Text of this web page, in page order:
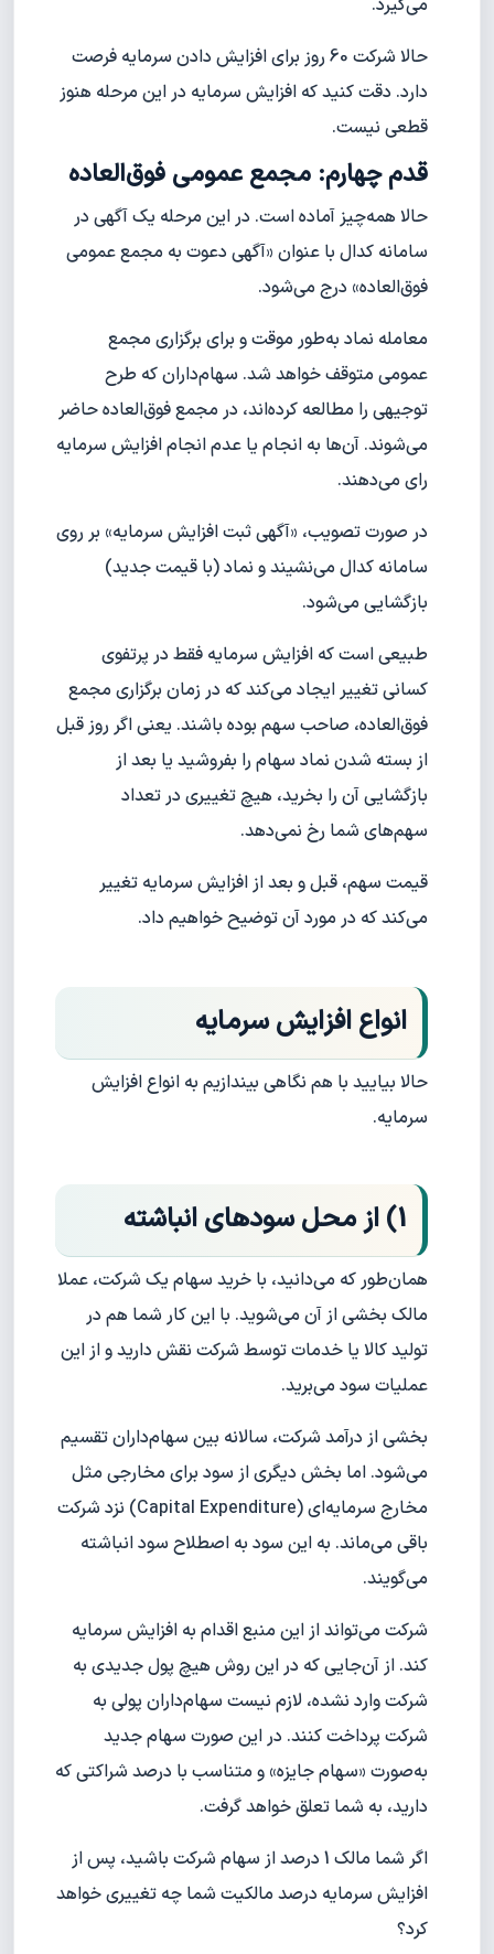
حالا شرکت 60 روز برای افزایش دادن سرمایه فرصت
دارد. دقت کنید که افزایش سرمایه در این مرحله هنوز
قطعی نیست.
قدم چهارم: مجمع عمومی فوق‌العاده
حالا همه‌چیز آماده است. در این مرحله یک آگهی در
سامانه کدال با عنوان «آگهی دعوت به مجمع عمومی
فوق‌العاده» درج می‌شود.
معامله نماد به‌طور موقت و برای برگزاری مجمع
عمومی متوقف خواهد شد. سهام‌داران که طرح
توجیهی را مطالعه کرده‌اند، در مجمع فوق‌العاده حاضر
می‌شوند. آن‌ها به انجام یا عدم انجام افزایش سرمایه
رای می‌دهند.
در صورت تصویب، «آگهی ثبت افزایش سرمایه» بر روی
سامانه کدال می‌نشیند و نماد (با قیمت جدید)
بازگشایی می‌شود.
طبیعی است که افزایش سرمایه فقط در پرتفوی
کسانی تغییر ایجاد می‌کند که در زمان برگزاری مجمع
فوق‌العاده، صاحب سهم بوده باشند. یعنی اگر روز قبل
از بسته شدن نماد سهام را بفروشید یا بعد از
بازگشایی آن را بخرید، هیچ تغییری در تعداد
سهم‌های شما رخ نمی‌دهد.
قیمت سهم، قبل و بعد از افزایش سرمایه تغییر
می‌کند که در مورد آن توضیح خواهیم داد.
انواع افزایش سرمایه
حالا بیایید با هم نگاهی بیندازیم به انواع افزایش
سرمایه.
1) از محل سودهای انباشته
همان‌طور که می‌دانید، با خرید سهام یک شرکت، عملا
مالک بخشی از آن می‌شوید. با این کار شما هم در
تولید کالا یا خدمات توسط شرکت نقش دارید و از این
عملیات سود می‌برید.
بخشی از درآمد شرکت، سالانه بین سهام‌داران تقسیم
می‌شود. اما بخش دیگری از سود برای مخارجی مثل
مخارج سرمایه‌ای (Capital Expenditure) نزد شرکت
باقی می‌ماند. به این سود به اصطلاح سود انباشته
می‌گویند.
شرکت می‌تواند از این منبع اقدام به افزایش سرمایه
کند. از آن‌جایی که در این روش هیچ پول جدیدی به
شرکت وارد نشده، لازم نیست سهام‌داران پولی به
شرکت پرداخت کنند. در این صورت سهام جدید
به‌صورت «سهام جایزه» و متناسب با درصد شراکتی که
دارید، به شما تعلق خواهد گرفت.
اگر شما مالک 1 درصد از سهام شرکت باشید، پس‌ از
افزایش سرمایه درصد مالکیت شما چه تغییری خواهد
کرد؟